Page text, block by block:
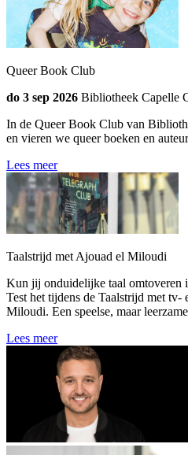
Queer Book Club
do 3 sep 2026 Bibliotheek Capelle
In de Queer Book Club van
en vieren we queer boeken en
Lees meer
Taalstrijd met Ajouad el Miloudi
Kun jij onduidelijke taal omtoveren
Test het tijdens de Taalstrijd met tv-
Miloudi. Een speelse, maar
Lees meer